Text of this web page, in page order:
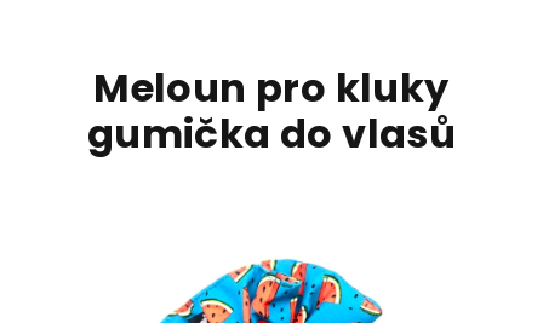
Meloun pro kluky
gumička do vlasů